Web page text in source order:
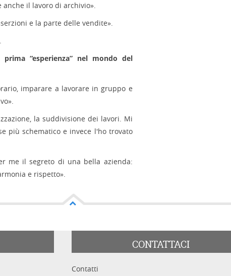
il lavoro di archivio».
e la parte delle vendite».
“esperienza” nel mondo del
imparare a lavorare in gruppo e
la suddivisione dei lavori. Mi
più schematico e invece l'ho trovato
me il segreto di una bella azienda:
e rispetto».
CONTATTACI
Contatti